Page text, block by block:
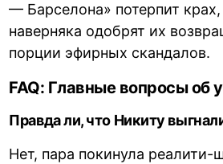
— Барселона» потерпит
наверняка одобрят их
порции эфирных скандалов.
FAQ: Главные вопросы об
Правда ли, что Никиту
Нет, пара покинула